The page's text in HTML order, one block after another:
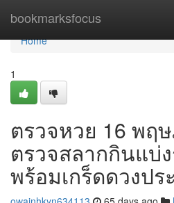
bookmarksfocus
Home
Home
1
ตรวจหวย 16 พฤ
ตรวจสลากกินแบ่
พร้อมเกร็ดดวงปร